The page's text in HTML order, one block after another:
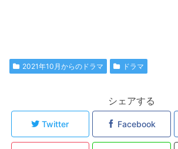
2021年10月からのドラマ ドラマ
シェアする
Twitter Facebook